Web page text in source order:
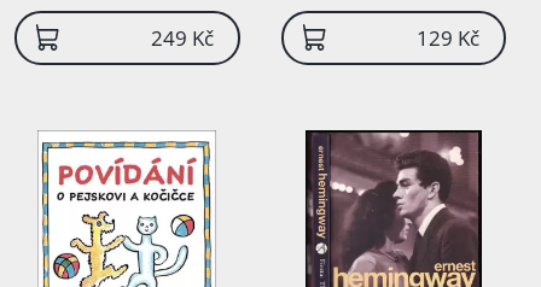
249 Kč 129 Kč